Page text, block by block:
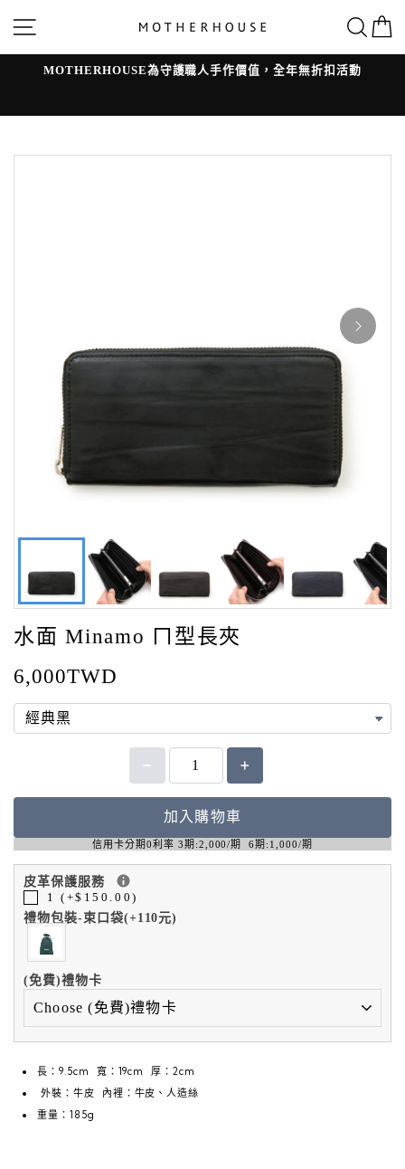
內
搜尋
MOTHERHOUSE為守護職人手作價值，全年無折扣活動
水面 Minamo ㄇ型長夾
6,000TWD
加入購物車
信用卡分期0利率 3期:2,000/期 6期:1,000/期
皮革保護服務
1 (+$150.00)
禮物包裝-束口袋(+110元)
(免費)禮物卡
長：9.5cm 寬：19cm 厚：2cm
外裝：牛皮 內裡：牛皮、人造絲
重量：185g